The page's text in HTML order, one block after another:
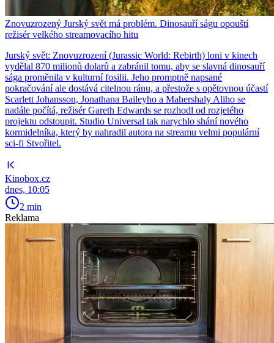
Znovuzrozený Jurský svět má problém. Dinosauří ságu opouští
režisér velkého streamovacího hitu
Jurský svět: Znovuzrození (Jurassic World: Rebirth) loni v kinech
vydělal 870 milionů dolarů a zabránil tomu, aby se slavná dinosauří
sága proměnila v kulturní fosilii. Jeho promptně napsané
pokračování ale dostává citelnou ránu, a přestože s opětovnou účastí
Scarlett Johansson, Jonathana Baileyho a Mahershaly Aliho se
nadále počítá, režisér Gareth Edwards se rozhodl od rozjetého
projektu odstoupit. Studio Universal tak narychlo shání nového
kormidelníka, který by nahradil autora na streamu velmi populární
sci-fi Stvořitel.
Kinobox.cz
dnes, 10:05
2 min
Reklama